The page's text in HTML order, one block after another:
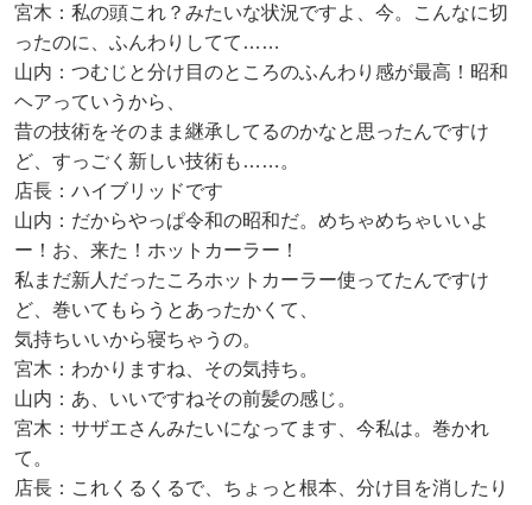
宮木：私の頭これ？みたいな状況ですよ、今。こんなに切
ったのに、ふんわりしてて……
山内：つむじと分け目のところのふんわり感が最高！昭和
ヘアっていうから、
昔の技術をそのまま継承してるのかなと思ったんですけ
ど、すっごく新しい技術も……。
店長：ハイブリッドです
山内：だからやっぱ令和の昭和だ。めちゃめちゃいいよ
ー！お、来た！ホットカーラー！
私まだ新人だったころホットカーラー使ってたんですけ
ど、巻いてもらうとあったかくて、
気持ちいいから寝ちゃうの。
宮木：わかりますね、その気持ち。
山内：あ、いいですねその前髪の感じ。
宮木：サザエさんみたいになってます、今私は。巻かれ
て。
店長：これくるくるで、ちょっと根本、分け目を消したり